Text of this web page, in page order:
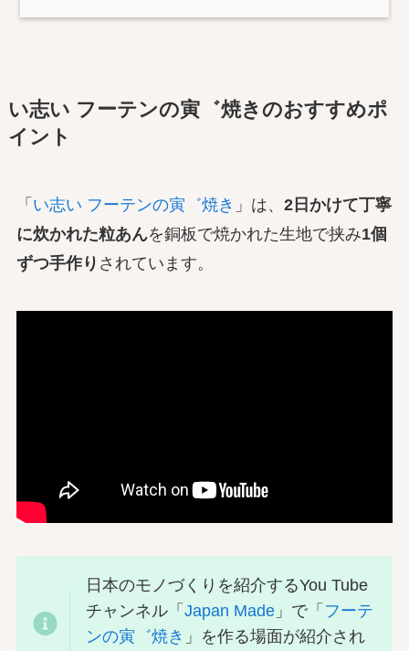
い志い フーテンの寅゛焼きのおすすめポ
イント
「 い志い フーテンの寅゛焼き 」は、 2日かけて丁寧
に炊かれた粒あんを銅板で焼かれた生地で挟み1個
ずつ手作り されています。
日本のモノづくりを紹介するYou Tube
チャンネル「Japan Made 」で「 フーテ
ンの寅゛焼き 」を作る場面が紹介され